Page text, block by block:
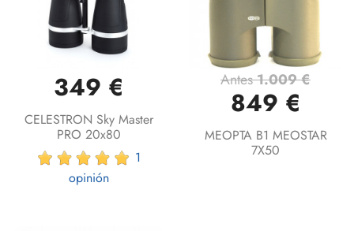
349 €
CELESTRON Sky Master
PRO 20x80
1
opinión
Antes1.009 €
849 €
MEOPTA B1 MEOSTAR
7X50